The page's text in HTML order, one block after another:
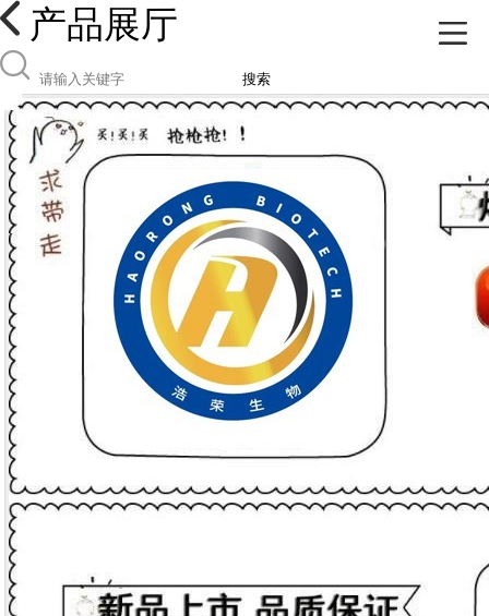
产品展厅
搜索